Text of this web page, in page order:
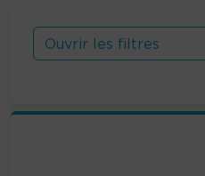
Ouvrir les filtres